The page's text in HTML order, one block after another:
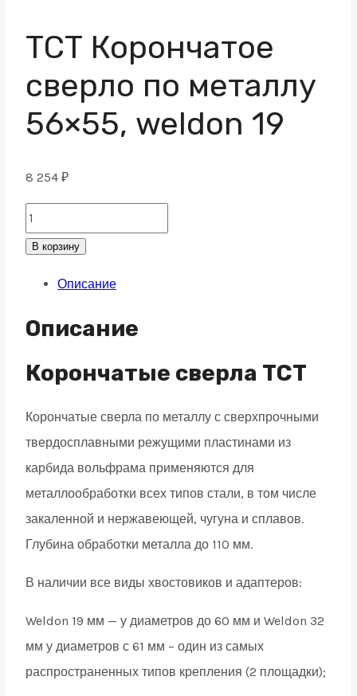
ТСТ Корончатое
сверло по металлу
56×55, weldon 19
8 254 ₽
ТСТ
Корончатое
weldon
quantity
В корзину
Описание
Описание
Корончатые сверла TCT
Корончатые сверла по металлу с сверхпрочными
твердосплавными режущими пластинами из
карбида вольфрама применяются для
металлообработки всех типов стали, в том числе
закаленной и нержавеющей, чугуна и сплавов.
Глубина обработки металла до 110 мм.
В наличии все виды хвостовиков и адаптеров:
Weldon 19 мм — у диаметров до 60 мм и Weldon 32
мм у диаметров с 61 мм – один из самых
распространенных типов крепления (2 площадки);